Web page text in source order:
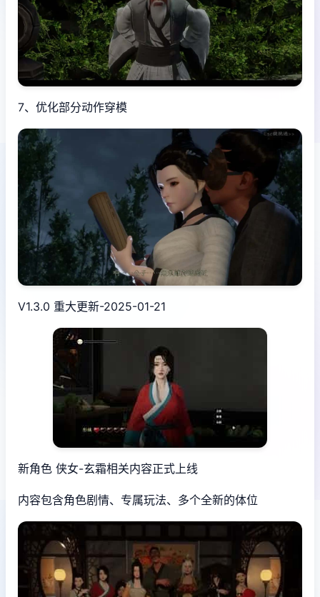
7、优化部分动作穿模
V1.3.0 重大更新-2025-01-21
新角色 侠女-玄霜相关内容正式上线
内容包含角色剧情、专属玩法、多个全新的体位